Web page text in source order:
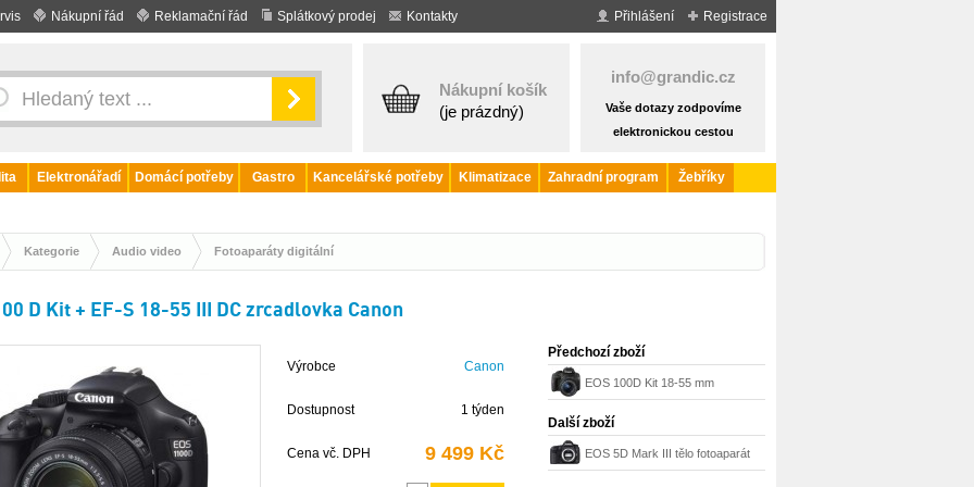
Nákupní řád Reklamační řád Splátkový prodej Kontakty Registrace
Přihlášení
Nákupní košík
(je prázdný)
info@grandic.cz
Vaše dotazy zodpovíme
elektronickou cestou
Elektronářadí Domácí potřeby Gastro Kancelářské potřeby Klimatizace Zahradní program
Žebříky
Kategorie Audio video Fotoaparáty digitální
D Kit + EF-S 18-55 III DC zrcadlovka Canon
Výrobce Canon
Dostupnost 1 týden
Cena vč. DPH 9 499 Kč
Předchozí zboží
EOS 100D Kit 18-55 mm
fotoaparát 1:3,5-5,6 IS STM
Canon
Další zboží
EOS 5D Mark III tělo fotoaparát